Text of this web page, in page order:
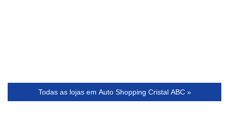
Todas as lojas em Auto Shopping Cristal ABC »